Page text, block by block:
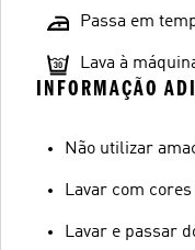
Passa em
Lava à
INFORMAÇÃO
Não utilizar
Lavar com
Lavar e passar